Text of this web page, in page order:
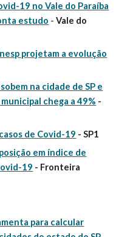
19 no Vale do Paraíba
estudo - Vale do
projetam a evolução
na cidade de SP e
chega a 49% -
de Covid-19 - SP1
em índice de
19 - Fronteira
para calcular